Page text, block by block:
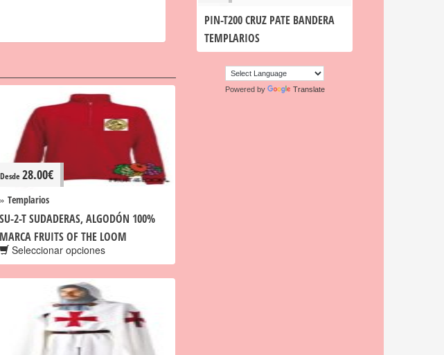
Desde28.00€
» Templarios
SU-2-T SUDADERAS, ALGODÓN 100%
MARCA FRUITS OF THE LOOM
Seleccionar opciones
PIN-T200 CRUZ PATE BANDERA
TEMPLARIOS
Powered by Translate